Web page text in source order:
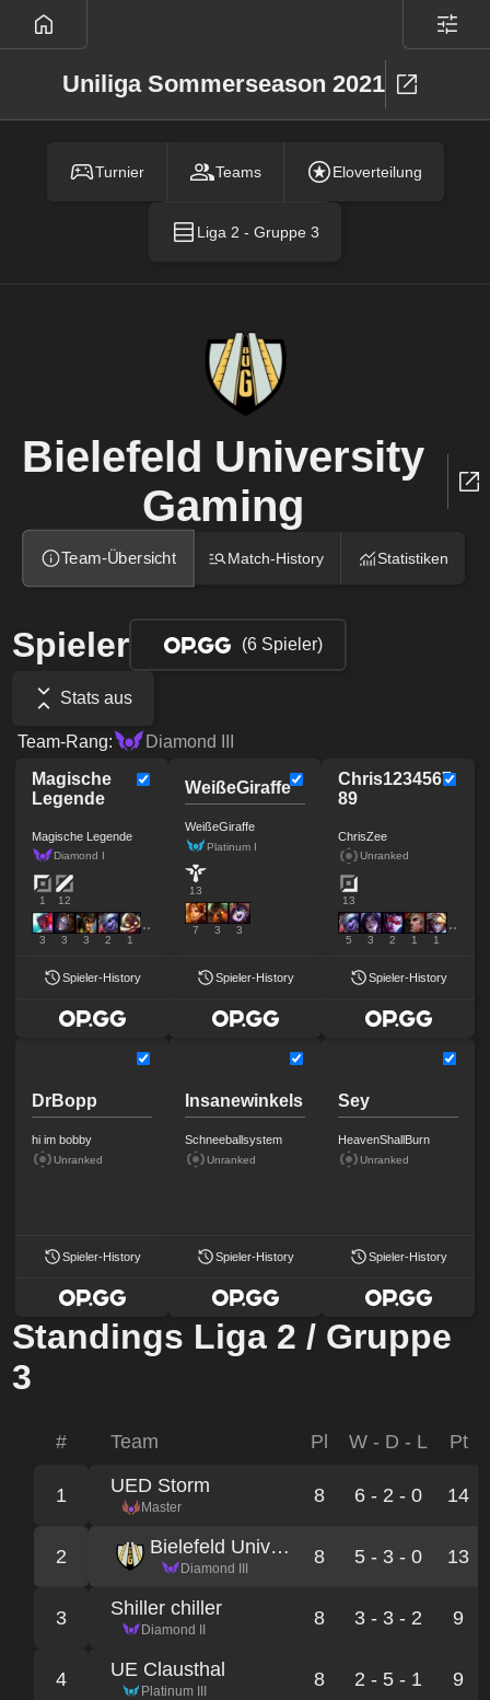
Uniliga Sommerseason 2021
Turnier Teams Eloverteilung
Liga 2 - Gruppe 3
Bielefeld University
Gaming
Team-Übersicht Match-History Statistiken
Spieler (6 Spieler)
Stats aus
Team-Rang:
Diamond III
Magische
Legende
Magische Legende
Diamond I
1 12
3 3 3 2 1
Spieler-History
WeißeGiraffe
WeißeGiraffe
Platinum I
13
7 3 3
Spieler-History
Chris1234567
89
ChrisZee
Unranked
13
5 3 2 1 1
Spieler-History
DrBopp
hi im bobby
Unranked
Spieler-History
Insanewinkels
Schneeballsystem
Unranked
Spieler-History
Sey
HeavenShallBurn
Unranked
Spieler-History
Standings Liga 2 / Gruppe
3
# Team Pl W - D - L Pt
1 UED Storm
Master
8 6 - 2 - 0 14
2 Bielefeld University Gaming
Diamond III
8 5 - 3 - 0 13
3 Shiller chiller
Diamond II
8 3 - 3 - 2 9
4 UE Clausthal
Platinum III
8 2 - 5 - 1 9